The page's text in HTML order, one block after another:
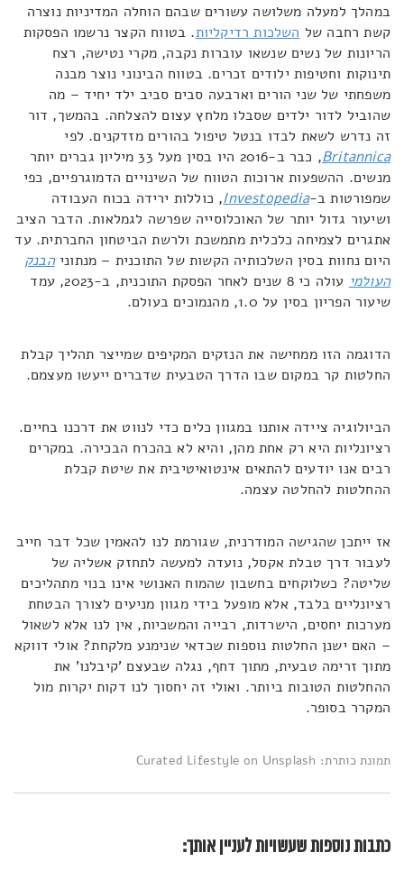
במהלך למעלה משלושה עשורים שבהם הוחלה המדיניות נוצרה
קשת רחבה של השלכות רדיקליות. בטווח הקצר נרשמו הפסקות
הריונות של נשים שנשאו עוברות נקבה, מקרי נטישה, רצח
תינוקות וחטיפות ילודים זכרים. בטווח הבינוני נוצר מבנה
משפחתי של שני הורים וארבעה סבים סביב ילד יחיד – מה
שהוביל לדור ילדים שסבלו מלחץ עצום להצלחה. בהמשך, דור
זה נדרש לשאת לבדו בנטל טיפול בהורים מזדקנים. לפי
Britannica
, כבר ב-2016 היו בסין מעל 33 מיליון גברים יותר
מנשים. ההשפעות ארוכות הטווח של השינויים הדמוגרפיים, כפי
שמפורטות ב-Investopedia, כוללות ירידה בכוח העבודה
ושיעור גדול יותר של האוכלוסייה שפרשה לגמלאות. הדבר הציב
אתגרים לצמיחה כלכלית מתמשכת ולרשת הביטחון החברתית. עד
היום נחוות בסין השלכותיה הקשות של התוכנית – מנתוניהבנק
העולמי
עולה כי 8 שנים לאחר הפסקת התוכנית, ב-2023, עמד
שיעור הפריון בסין על 1.0, מהנמוכים בעולם.
הדוגמה הזו ממחישה את הנזקים המקיפים שמייצר תהליך קבלת
החלטות קר במקום שבו הדרך הטבעית שדברים ייעשו מעצמם.
הביולוגיה ציידה אותנו במגוון כלים כדי לנווט את דרכנו בחיים.
רציונליות היא רק אחת מהן, והיא לא בהכרח הבכירה. במקרים
רבים אנו יודעים להתאים אינטואיטיבית את שיטת קבלת
ההחלטות להחלטה עצמה.
אז ייתכן שהגישה המודרנית, שגורמת לנו להאמין שכל דבר חייב
לעבור דרך טבלת אקסל, נועדה למעשה לתחזק אשליה של
שליטה? כשלוקחים בחשבון שהמוח האנושי אינו בנוי מתהליכים
רציונליים בלבד, אלא מופעל בידי מגוון מניעים לצורך הבטחת
מערכות יחסים, הישרדות, רבייה והמשכיות, אין לנו אלא לשאול
– האם ישנן החלטות נוספות שכדאי שנימנע מלקחת? אולי דווקא
מתוך זרימה טבעית, מתוך דחף, נגלה שבעצם 'קיבלנו' את
ההחלטות הטובות ביותר. ואולי זה יחסוך לנו דקות יקרות מול
המקרר בסופר.
תמונת כותרת: Curated Lifestyle on Unsplash
כתבות נוספות שעשויות לעניין אותך: